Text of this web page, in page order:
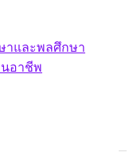
าและพลศึกษา
นอาชีพ